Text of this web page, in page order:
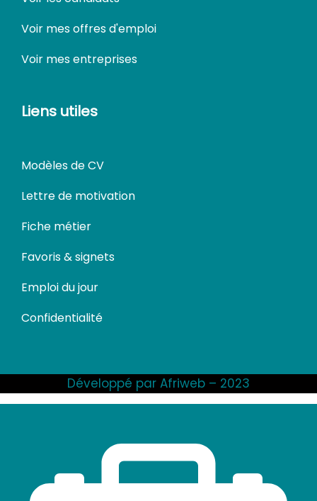
Voir mes offres d'emploi
Voir mes entreprises
Liens utiles
Modèles de CV
Lettre de motivation
Fiche métier
Favoris & signets
Emploi du jour
Confidentialité
Développé par Afriweb – 2023